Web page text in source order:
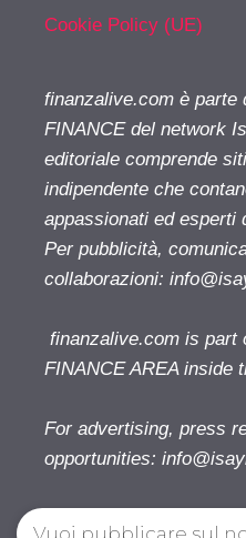
Cookie Policy (UE)
finanzalive.com è parte
FINANCE del network
editoriale comprende
indipendente che
appassionati ed esperti
Per pubblicità,
collaborazioni:
finanzalive.com is part
FINANCE AREA
For advertising, press
opportunities:
Vuoi pubblicare sul